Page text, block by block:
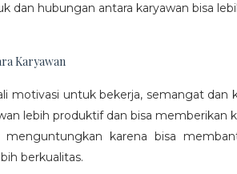
dan hubungan antara karyawan bisa
Karyawan
motivasi untuk bekerja, semangat dan
lebih produktif dan bisa memberikan
karena bisa
berkualitas.